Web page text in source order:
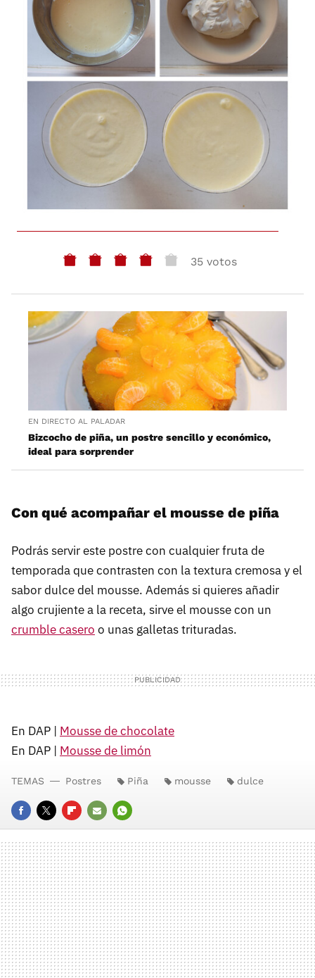
35 votos
EN DIRECTO AL PALADAR
Bizcocho de piña, un postre sencillo y económico,
ideal para sorprender
Con qué acompañar el mousse de piña
Podrás servir este postre con cualquier fruta de
temporada que contrasten con la textura cremosa y el
sabor dulce del mousse. Además si quieres añadir
algo crujiente a la receta, sirve el mousse con un
crumble casero o unas galletas trituradas.
En DAP | Mousse de chocolate
En DAP | Mousse de limón
FACEBOOK
TWITTERFLIPBOARD
E-
MAIL
WHATSAPP
TEMAS Postres Piña mousse dulce